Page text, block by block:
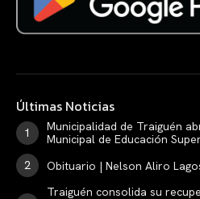
Últimas Noticias
Municipalidad de Traiguén
Municipal de Educación
Obituario | Nelson Aliro
Traiguén consolida su